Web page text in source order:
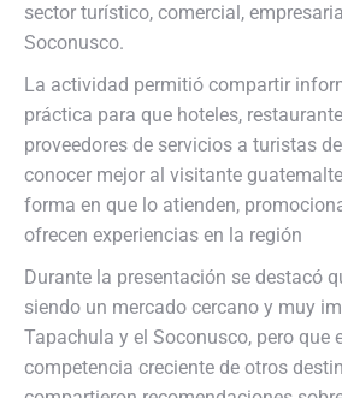
sector turístico, comercial,
Soconusco.
La actividad permitió compartir
práctica para que hoteles,
proveedores de servicios a turistas
conocer mejor al visitante
forma en que lo atienden,
ofrecen experiencias en la región
Durante la presentación se destacó
siendo un mercado cercano y muy
Tapachula y el Soconusco, pero que
competencia creciente de otros